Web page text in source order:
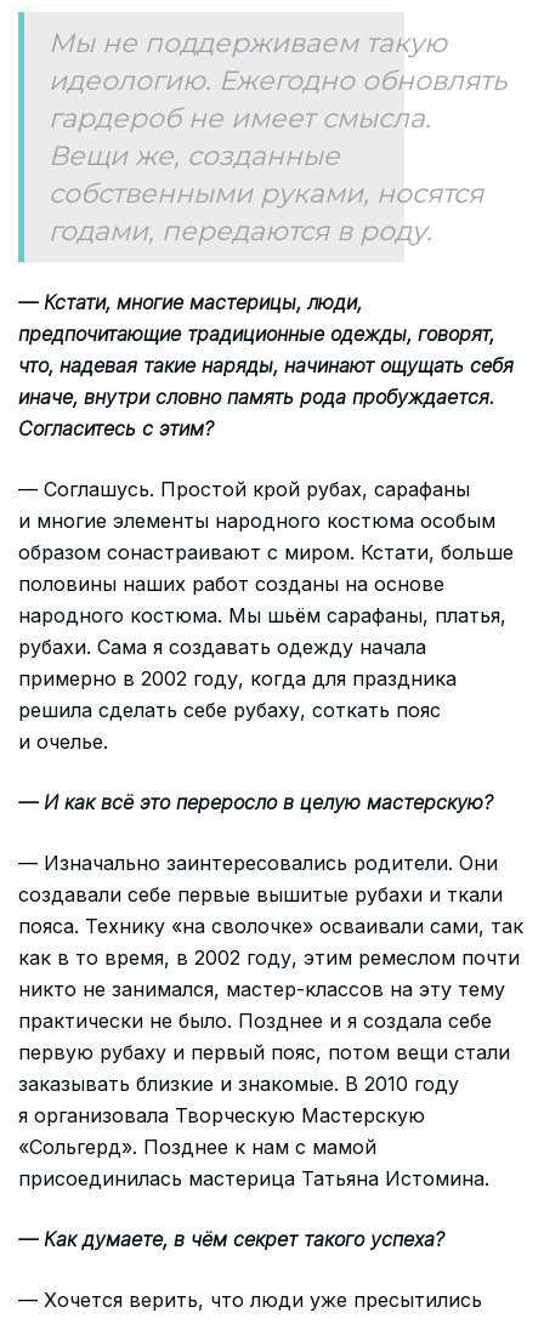
Мы не поддерживаем такую
идеологию. Ежегодно обновлять
гардероб не имеет смысла.
Вещи же, созданные
собственными руками, носятся
годами, передаются в роду.
— Кстати, многие мастерицы, люди,
предпочитающие традиционные одежды, говорят,
что, надевая такие наряды, начинают ощущать себя
иначе, внутри словно память рода пробуждается.
Согласитесь с этим?
— Соглашусь. Простой крой рубах, сарафаны
и многие элементы народного костюма особым
образом сонастраивают с миром. Кстати, больше
половины наших работ созданы на основе
народного костюма. Мы шьём сарафаны, платья,
рубахи. Сама я создавать одежду начала
примерно в 2002 году, когда для праздника
решила сделать себе рубаху, соткать пояс
и очелье.
— И как всё это переросло в целую мастерскую?
— Изначально заинтересовались родители. Они
создавали себе первые вышитые рубахи и ткали
пояса. Технику «на сволочке» осваивали сами, так
как в то время, в 2002 году, этим ремеслом почти
никто не занимался, мастер-классов на эту тему
практически не было. Позднее и я создала себе
первую рубаху и первый пояс, потом вещи стали
заказывать близкие и знакомые. В 2010 году
я организовала Творческую Мастерскую
«Сольгерд». Позднее к нам с мамой
присоединилась мастерица Татьяна Истомина.
— Как думаете, в чём секрет такого успеха?
— Хочется верить, что люди уже пресытились